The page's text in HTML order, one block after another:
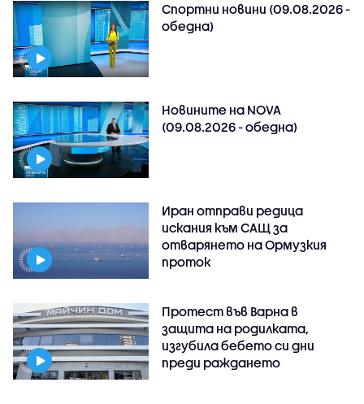
Спортни новини (09.08.2026 -
обедна)
Новините на NOVA
(09.08.2026 - обедна)
Иран отправи редица
искания към САЩ за
отварянето на Ормузкия
проток
Протест във Варна в
защита на родилката,
изгубила бебето си дни
преди раждането